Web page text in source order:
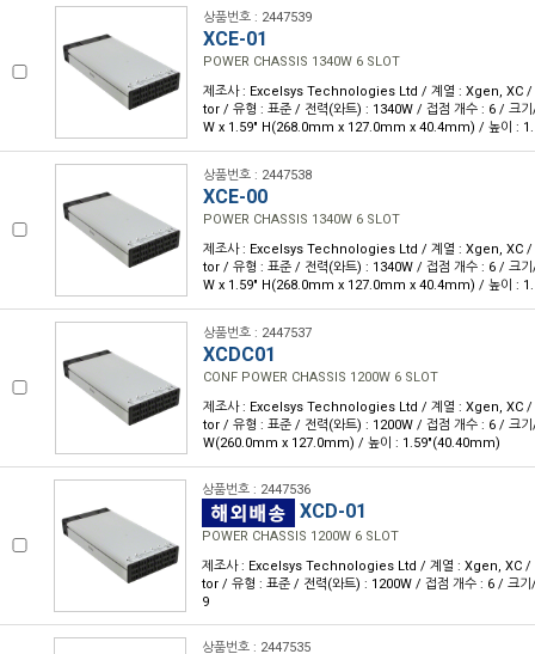
상품번호 : 2447539
XCE-01
POWER CHASSIS 1340W 6 SLOT
제조사 : Excelsys Technologies Ltd / 계열 : Xgen, XC /
tor / 유형 : 표준 / 전력(와트) : 1340W / 접점 개수 : 6 / 크
W x 1.59" H(268.0mm x 127.0mm x 40.4mm) / 높이 :
상품번호 : 2447538
XCE-00
POWER CHASSIS 1340W 6 SLOT
제조사 : Excelsys Technologies Ltd / 계열 : Xgen, XC /
tor / 유형 : 표준 / 전력(와트) : 1340W / 접점 개수 : 6 / 크
W x 1.59" H(268.0mm x 127.0mm x 40.4mm) / 높이 :
상품번호 : 2447537
XCDC01
CONF POWER CHASSIS 1200W 6 SLOT
제조사 : Excelsys Technologies Ltd / 계열 : Xgen, XC /
tor / 유형 : 표준 / 전력(와트) : 1200W / 접점 개수 : 6 / 크
W(260.0mm x 127.0mm) / 높이 : 1.59"(40.40mm)
상품번호 : 2447536
XCD-01
POWER CHASSIS 1200W 6 SLOT
제조사 : Excelsys Technologies Ltd / 계열 : Xgen, XC /
tor / 유형 : 표준 / 전력(와트) : 1200W / 접점 개수 : 6 / 크
9
상품번호 : 2447535